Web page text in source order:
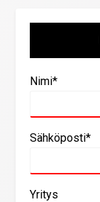
Nimi*
Sähköposti*
Yritys